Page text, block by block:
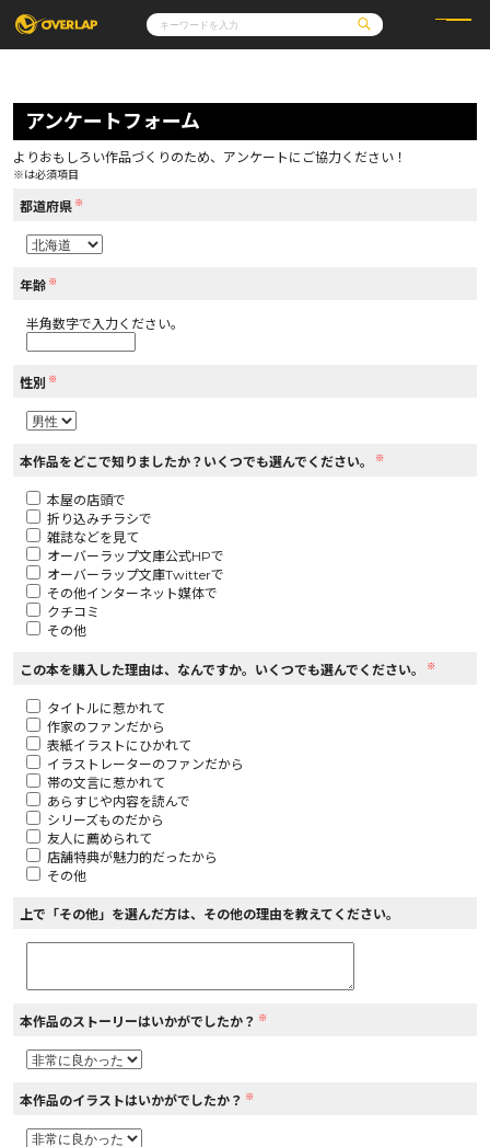
コミック
コミックガルド
コミッククリエ
LiQulle
ラブパルフェ
ライトノベル
ロサージュノベルス
その他
コミックエッセイ
通販・NEWS
OVERLAP STORE
アクセス
オーバーラップホールディングス
コミックパルフェ
閉じる
アンケートフォーム
よりおもしろい作品づくりのため、アンケートにご協力ください！
※は必須項目
都道府県 ※
年齢 ※
半角数字で入力ください。
性別 ※
本作品をどこで知りましたか？いくつでも選んでください。 ※
本屋の店頭で
折り込みチラシで
雑誌などを見て
オーバーラップ文庫公式HPで
オーバーラップ文庫Twitterで
その他インターネット媒体で
クチコミ
その他
この本を購入した理由は、なんですか。いくつでも選んでください。 ※
タイトルに惹かれて
作家のファンだから
表紙イラストにひかれて
イラストレーターのファンだから
帯の文言に惹かれて
あらすじや内容を読んで
シリーズものだから
友人に薦められて
店舗特典が魅力的だったから
その他
上で「その他」を選んだ方は、その他の理由を教えてください。
本作品のストーリーはいかがでしたか？ ※
本作品のイラストはいかがでしたか？ ※